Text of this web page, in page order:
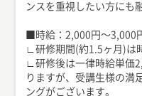
ンスを重視したい方にも
■時給：2,000円〜3,000
∟研修期間(約1.5ヶ月)は
∟研修後は一律時給単価
りますが、受講生様の満
ングがございます。